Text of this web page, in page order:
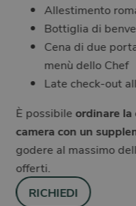
Allestimento
Bottiglia di
Cena di due
menù dello Chef
Late check-out
È possibile ordinare
camera con un
godere al massimo
offerti.
RICHIEDI